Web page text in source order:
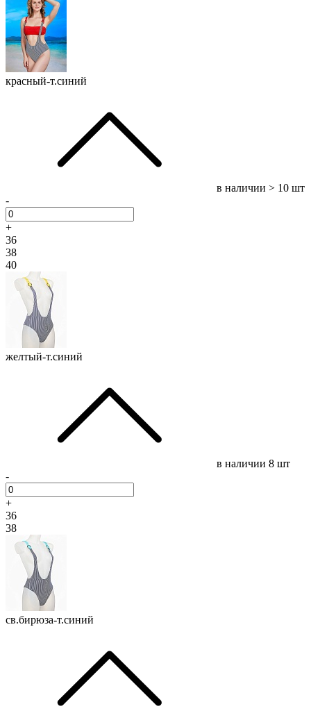
красный-т.синий
в наличии > 10 шт
-
+
36
38
40
желтый-т.синий
в наличии 8 шт
-
+
36
38
св.бирюза-т.синий